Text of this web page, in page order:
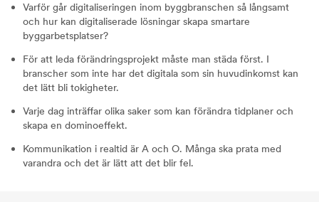
Varför går digitaliseringen inom byggbranschen så långsamt
och hur kan digitaliserade lösningar skapa smartare
byggarbetsplatser?
För att leda förändringsprojekt måste man städa först. I
branscher som inte har det digitala som sin huvudinkomst kan
det lätt bli tokigheter.
Varje dag inträffar olika saker som kan förändra tidplaner och
skapa en dominoeffekt.
Kommunikation i realtid är A och O. Många ska prata med
varandra och det är lätt att det blir fel.